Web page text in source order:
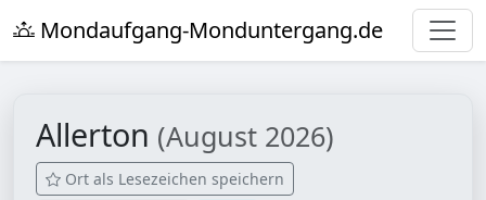
Mondaufgang-Monduntergang.de
Allerton (August 2026)
Ort als Lesezeichen speichern